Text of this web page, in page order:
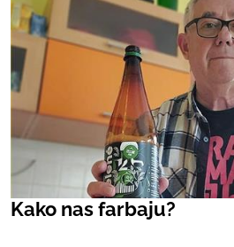
Kako nas farbaju?